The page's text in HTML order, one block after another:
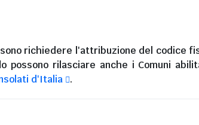
richiedere l'attribuzione del codice
possono rilasciare anche i Comuni
d'Italia .